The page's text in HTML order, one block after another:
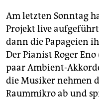
Am letzten Sonntag
Projekt live
dann die Papageien
Der Pianist Roger
paar Ambient-
die Musiker nehmen
Raummikro ab und